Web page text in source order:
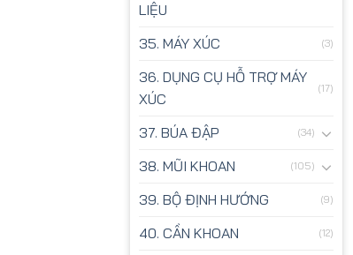
LIỆU
35. MÁY XÚC (3)
36. DỤNG CỤ HỖ TRỢ MÁY
XÚC
(17)
37. BÚA ĐẬP (34)
38. MŨI KHOAN (105)
39. BỘ ĐỊNH HƯỚNG (9)
40. CẦN KHOAN (12)